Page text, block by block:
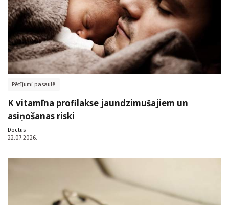
Pētījumi pasaulē
K vitamīna profilakse jaundzimušajiem un
asiņošanas riski
Doctus
22.07.2026.